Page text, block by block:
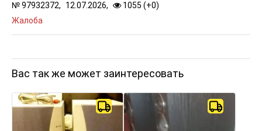
№97932372, 12.07.2026, 1055 (+0)
Жалоба
Вас так же может заинтересовать